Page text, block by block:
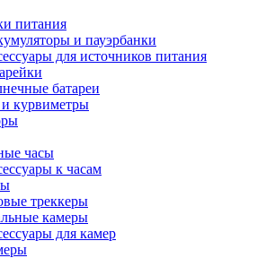
питания
и пауэрбанки
для источников питания
батареи
курвиметры
часы
к часам
треккеры
камеры
для камер